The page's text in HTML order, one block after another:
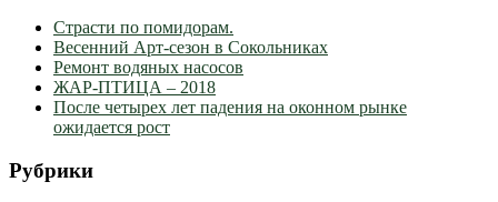
Страсти по помидорам.
Весенний Арт-сезон в Сокольниках
Ремонт водяных насосов
ЖАР-ПТИЦА – 2018
После четырех лет падения на оконном рынке
ожидается рост
Рубрики